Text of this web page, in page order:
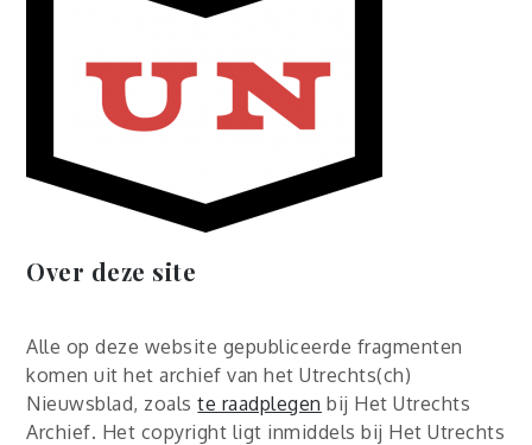
Over deze site
Alle op deze website gepubliceerde fragmenten
komen uit het archief van het Utrechts(ch)
Nieuwsblad, zoalste raadplegen bij Het Utrechts
Archief. Het copyright ligt inmiddels bij Het Utrechts